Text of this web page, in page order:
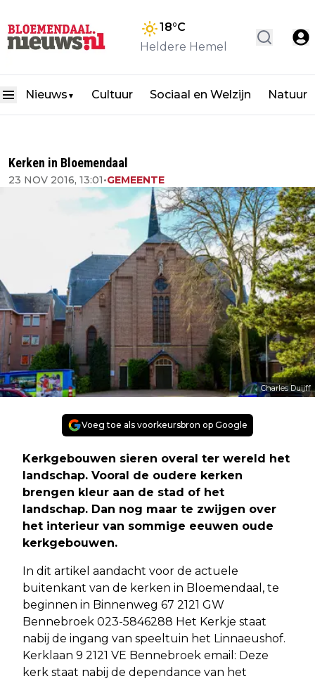
18°C
Heldere Hemel
Nieuws ▼ Cultuur Sociaal en Welzijn Natuur
Kerken in Bloemendaal
23 NOV 2016, 13:01•GEMEENTE
Charles Duijff
Voeg toe als voorkeursbron op Google
Kerkgebouwen sieren overal ter wereld het
landschap. Vooral de oudere kerken
brengen kleur aan de stad of het
landschap. Dan nog maar te zwijgen over
het interieur van sommige eeuwen oude
kerkgebouwen.
In dit artikel aandacht voor de actuele
buitenkant van de kerken in Bloemendaal, te
beginnen in Binnenweg 67 2121 GW
Bennebroek 023-5846288 Het Kerkje staat
nabij de ingang van speeltuin het Linnaeushof.
Kerklaan 9 2121 VE Bennebroek email: Deze
kerk staat nabij de dependance van het